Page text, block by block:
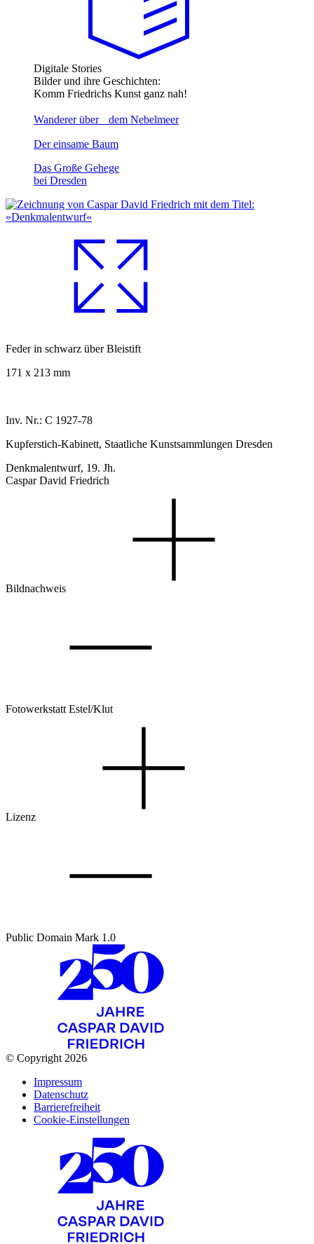
Digitale Stories
Bilder und ihre Geschichten:
Komm Friedrichs Kunst ganz nah!
Wanderer über dem Nebelmeer
Der einsame Baum
Das Große Gehege
bei Dresden
Feder in schwarz über Bleistift
171 x 213 mm
Inv. Nr.: C 1927-78
Kupferstich-Kabinett, Staatliche Kunstsammlungen Dresden
Denkmalentwurf, 19. Jh.
Caspar David Friedrich
Bildnachweis
Fotowerkstatt Estel/Klut
Lizenz
Public Domain Mark 1.0
© Copyright 2026
Impressum
Datenschutz
Barrierefreiheit
Cookie-Einstellungen